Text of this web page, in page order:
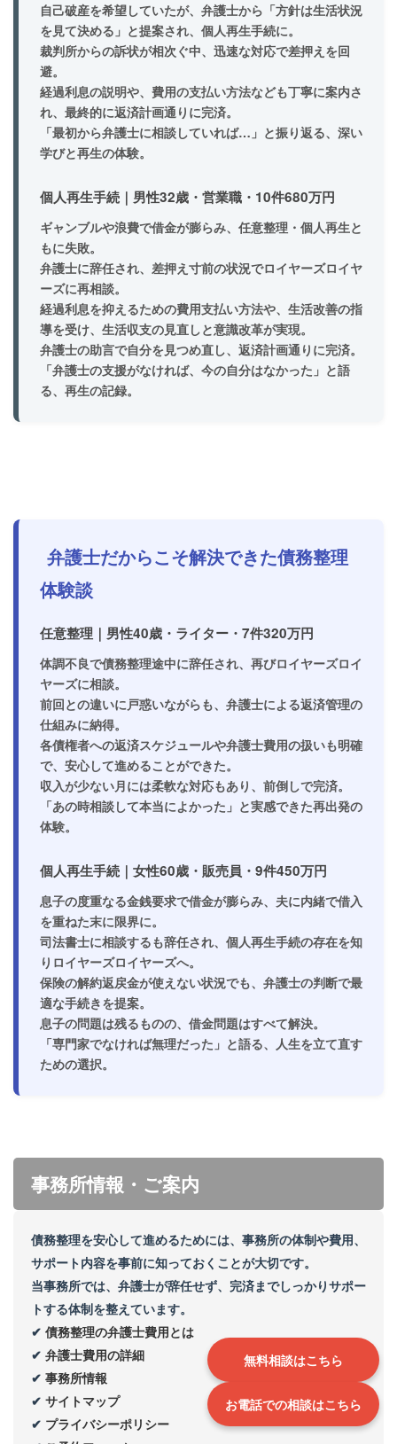
自己破産を希望していたが、弁護士から 「方針は生活状況
を見て決める」 と提案され、個人再生手続に。
裁判所からの訴状が相次ぐ中、迅速な対応で差押えを回
避。
経過利息の説明や、費用の支払い方法なども丁寧に案内さ
れ、 最終的に返済計画通りに完済。
「最初から弁護士に相談していれば…」と振り返る、深い
学びと再生の体験。
個人再生手続｜男性32歳・営業職・10件680万円
ギャンブルや浪費で借金が膨らみ、任意整理・個人再生と
もに失敗。
弁護士に辞任され、 差押え寸前の状況でロイヤーズロイヤ
ーズに再相談。
経過利息を抑えるための費用支払い方法や、生活改善の指
導を受け、 生活収支の見直しと意識改革が実現。
弁護士の助言で自分を見つめ直し、 返済計画通りに完済。
「弁護士の支援がなければ、今の自分はなかった」と語
る、再生の記録。
弁護士だからこそ解決できた債務整理
体験談
任意整理｜男性40歳・ライター・7件320万円
体調不良で債務整理途中に辞任され、再びロイヤーズロイ
ヤーズに相談。
前回との違いに戸惑いながらも、 弁護士による返済管理の
仕組みに納得。
各債権者への返済スケジュールや弁護士費用の扱いも明確
で、 安心して進めることができた。
収入が少ない月には柔軟な対応もあり、 前倒しで完済。
「あの時相談して本当によかった」と実感できた再出発の
体験。
個人再生手続｜女性60歳・販売員・9件450万円
息子の度重なる金銭要求で借金が膨らみ、夫に内緒で借入
を重ねた末に限界に。
司法書士に相談するも辞任され、 個人再生手続の存在を知
りロイヤーズロイヤーズへ。
保険の解約返戻金が使えない状況でも、 弁護士の判断で最
適な手続きを提案。
息子の問題は残るものの、 借金問題はすべて解決。
「専門家でなければ無理だった」と語る、人生を立て直す
ための選択。
事務所情報・ご案内
債務整理を安心して進めるためには、事務所の体制や費用、
サポート内容を事前に知っておくことが大切です。
当事務所では、弁護士が辞任せず、完済までしっかりサポー
トする体制を整えています。
✔ 債務整理の弁護士費用とは
✔ 弁護士費用の詳細
✔ 事務所情報
✔ サイトマップ
✔ プライバシーポリシー
無料相談はこちら
お電話での相談はこちら